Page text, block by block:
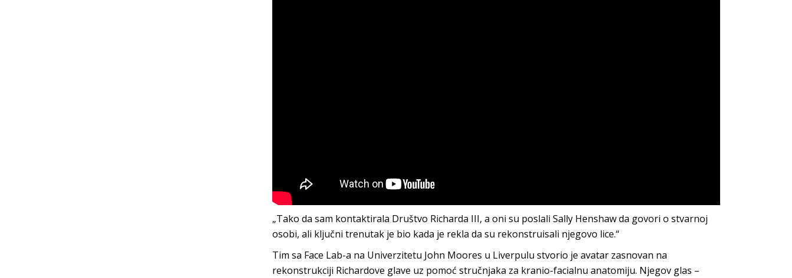
„Tako da sam kontaktirala Društvo Richarda III, a oni su poslali Sally Henshaw da govori o stvarnoj
osobi, ali ključni trenutak je bio kada je rekla da su rekonstruisali njegovo lice.“
Tim sa Face Lab-a na Univerzitetu John Moores u Liverpulu stvorio je avatar zasnovan na
rekonstrukciji Richardove glave uz pomoć stručnjaka za kranio-facialnu anatomiju. Njegov glas –